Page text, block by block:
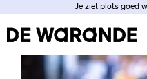
Je ziet plots goed